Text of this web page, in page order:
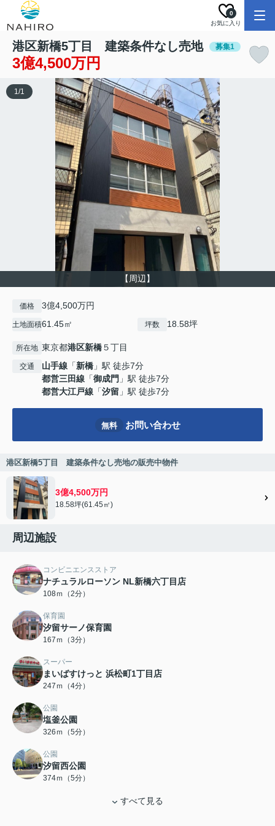
お気に入り
0
港区新橋5丁目 建築条件なし売地 募集1
3億4,500万円
【周辺】
1/1
価格 3億4,500万円
土地面積61.45㎡ 坪数 18.58坪
所在地 東京都港区新橋５丁目
交通 山手線 「新橋 」駅 徒歩7分
都営三田線 「御成門 」駅 徒歩7分
都営大江戸線 「汐留 」駅 徒歩7分
無料 お問い合わせ
港区新橋5丁目 建築条件なし売地の販売中物件
3億4,500万円
18.58坪(61.45㎡)
周辺施設
コンビニエンスストア
ナチュラルローソン NL新橋六丁目店
108ｍ（2分）
保育園
汐留サーノ保育園
167ｍ（3分）
スーパー
まいばすけっと 浜松町1丁目店
247ｍ（4分）
公園
塩釜公園
326ｍ（5分）
公園
汐留西公園
374ｍ（5分）
すべて見る